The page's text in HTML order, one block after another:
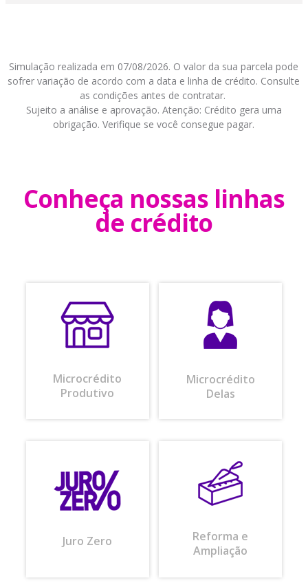
Simulação realizada em 07/08/2026. O valor da sua parcela pode
sofrer variação de acordo com a data e linha de crédito. Consulte
as condições antes de contratar.
Sujeito a análise e aprovação. Atenção: Crédito gera uma
obrigação. Verifique se você consegue pagar.
Conheça nossas linhas
de crédito
Microcrédito
Produtivo
Microcrédito
Delas
Reforma e
Ampliação
Juro Zero